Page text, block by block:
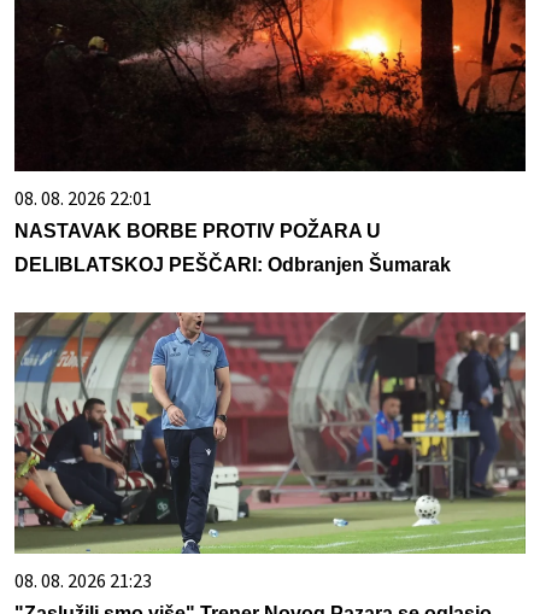
08. 08. 2026 22:01
NASTAVAK BORBE PROTIV POŽARA U
DELIBLATSKOJ PEŠČARI: Odbranjen Šumarak
08. 08. 2026 21:23